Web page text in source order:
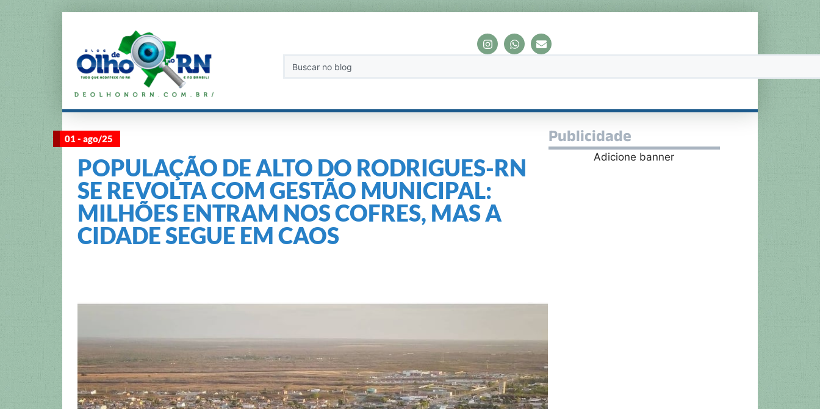
01 - ago/25
POPULAÇÃO DE ALTO DO RODRIGUES-RN
SE REVOLTA COM GESTÃO MUNICIPAL:
MILHÕES ENTRAM NOS COFRES, MAS A
CIDADE SEGUE EM CAOS
Publicidade
Adicione banner